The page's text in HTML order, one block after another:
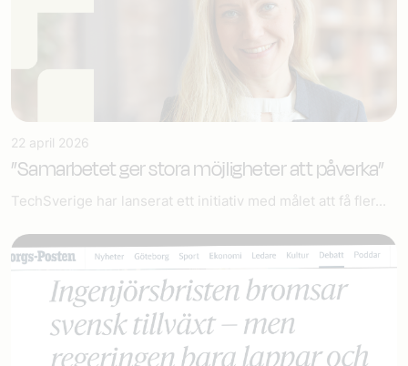
22 april 2026
”Samarbetet ger stora möjligheter att påverka”
TechSverige har lanserat ett initiativ med målet att få fler...